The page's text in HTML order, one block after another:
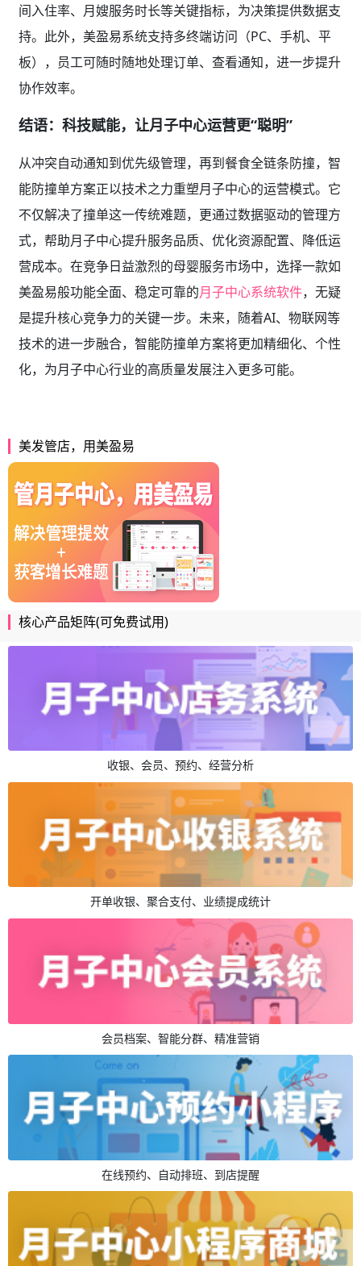
间入住率、月嫂服务时长等关键指标，为决策提供数据支
持。此外，美盈易系统支持多终端访问（PC、手机、平
板），员工可随时随地处理订单、查看通知，进一步提升
协作效率。
结语：科技赋能，让月子中心运营更“聪明”
从冲突自动通知到优先级管理，再到餐食全链条防撞，智
能防撞单方案正以技术之力重塑月子中心的运营模式。它
不仅解决了撞单这一传统难题，更通过数据驱动的管理方
式，帮助月子中心提升服务品质、优化资源配置、降低运
营成本。在竞争日益激烈的母婴服务市场中，选择一款如
美盈易般功能全面、稳定可靠的月子中心系统软件，无疑
是提升核心竞争力的关键一步。未来，随着AI、物联网等
技术的进一步融合，智能防撞单方案将更加精细化、个性
化，为月子中心行业的高质量发展注入更多可能。
美发管店，用美盈易
核心产品矩阵(可免费试用)
收银、会员、预约、经营分析
开单收银、聚合支付、业绩提成统计
会员档案、智能分群、精准营销
在线预约、自动排班、到店提醒